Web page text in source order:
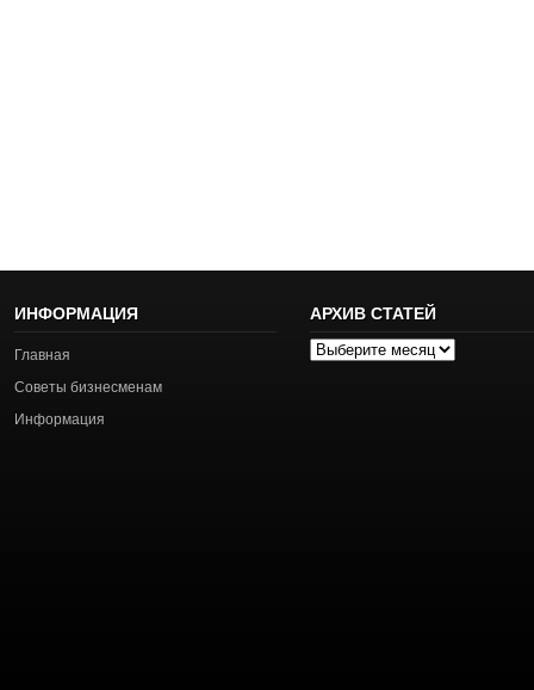
ИНФОРМАЦИЯ
Главная
Советы бизнесменам
Информация
АРХИВ СТАТЕЙ
Архив